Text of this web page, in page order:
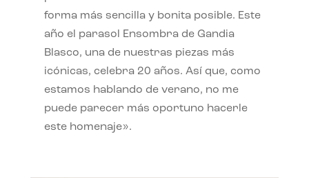
forma más sencilla y bonita posible. Este
año el parasol Ensombra de Gandia
Blasco, una de nuestras piezas más
icónicas, celebra 20 años. Así que, como
estamos hablando de verano, no me
puede parecer más oportuno hacerle
este homenaje».